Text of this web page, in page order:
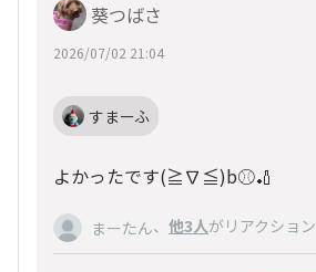
葵つばさ
2026/07/02 21:04
すまーふ
よかったです(≧∇≦)b⚾️🏏
まーたん、 他3人がリアクション